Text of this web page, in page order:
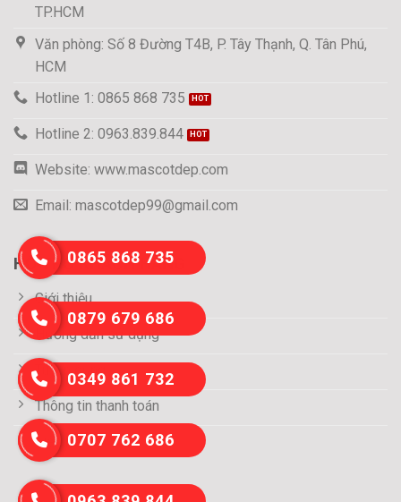
TP.HCM
Văn phòng: Số 8 Đường T4B, P. Tây Thạnh, Q. Tân Phú,
HCM
Hotline 1: 0865 868 735
Hotline 2: 0963.839.844
Website: www.mascotdep.com
Email: mascotdep99@gmail.com
HỖ TRỢ KHÁCH HÀNG
Giới thiệu
Hướng dẫn sử dụng
Tuyển dụng
Thông tin thanh toán
Liên hệ
0865 868 735
0879 679 686
0349 861 732
0707 762 686